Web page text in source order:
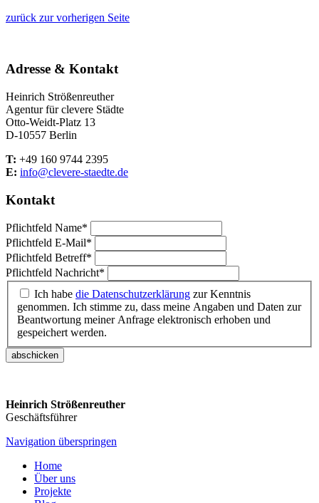
zurück zur vorherigen Seite
Adresse & Kontakt
Heinrich Strößenreuther
Agentur für clevere Städte
Otto-Weidt-Platz 13
D-10557 Berlin
T: +49 160 9744 2395
E: info@clevere-staedte.de
Kontakt
Pflichtfeld Name*
Pflichtfeld E-Mail*
Pflichtfeld Betreff*
Pflichtfeld Nachricht*
Ich habe die Datenschutzerklärung zur Kenntnis
genommen. Ich stimme zu, dass meine Angaben und Daten zur
Beantwortung meiner Anfrage elektronisch erhoben und
gespeichert werden.
abschicken
Heinrich Strößenreuther
Geschäftsführer
Navigation überspringen
Home
Über uns
Projekte